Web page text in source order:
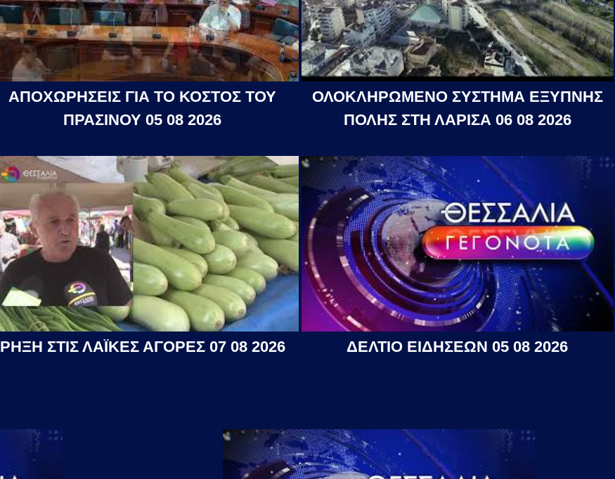
ΑΠΟΧΩΡΗΣΕΙΣ ΓΙΑ ΤΟ ΚΟΣΤΟΣ ΤΟΥ
ΠΡΑΣΙΝΟΥ 05 08 2026
ΟΛΟΚΛΗΡΩΜΕΝΟ ΣΥΣΤΗΜΑ ΕΞΥΠΝΗΣ
ΠΟΛΗΣ ΣΤΗ ΛΑΡΙΣΑ 06 08 2026
ΡΗΞΗ ΣΤΙΣ ΛΑΪΚΕΣ ΑΓΟΡΕΣ 07 08 2026 ΔΕΛΤΙΟ ΕΙΔΗΣΕΩΝ 05 08 2026